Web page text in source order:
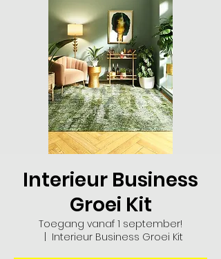
Interieur Business
Groei Kit
Toegang vanaf 1 september!
Interieur Business Groei Kit